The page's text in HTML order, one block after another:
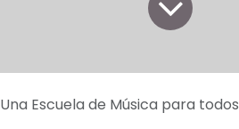
Una Escuela de Música para todos